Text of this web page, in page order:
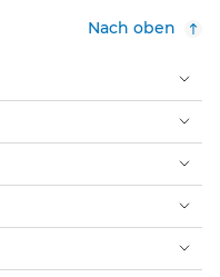
Nach oben